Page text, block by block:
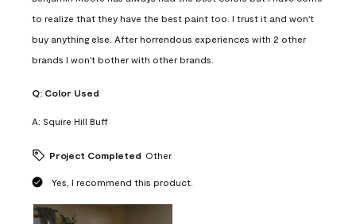
to realize that they have the best paint too. I trust it and won't
buy anything else. After horrendous experiences with 2 other
brands I won't bother with other brands.
Q: Color Used
A: Squire Hill Buff
Project Completed Other
Yes, I recommend this product.